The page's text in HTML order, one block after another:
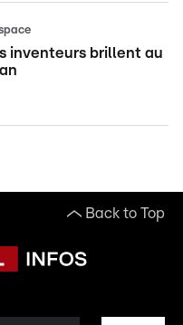
inventeurs brillent au
Back to Top